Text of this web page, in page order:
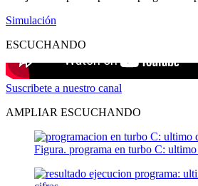
Simulación
ESCUCHANDO
Suscribete a nuestro canal
AMPLIAR ESCUCHANDO
Figura. programa en turbo C: